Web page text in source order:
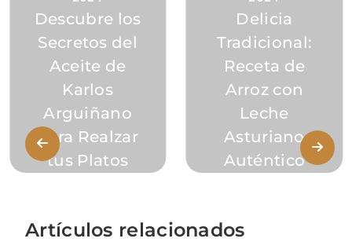
Descubre los
Secretos del
Aceite de
Karlos
Arguiñano
para Realzar
tus Platos
Delicia
Tradicional:
Receta de
Arroz con
Leche
Asturiano
Auténtico
Artículos relacionados